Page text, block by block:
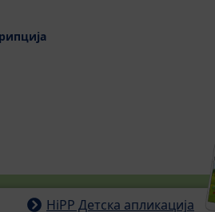
HiPP Детска апликација